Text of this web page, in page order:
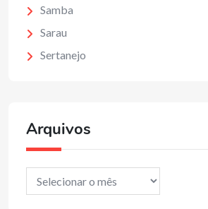
Samba
Sarau
Sertanejo
Arquivos
Arquivos